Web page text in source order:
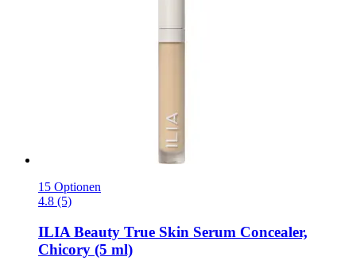
15 Optionen
4.8 (5)
ILIA Beauty True Skin Serum Concealer,
Chicory (5 ml)